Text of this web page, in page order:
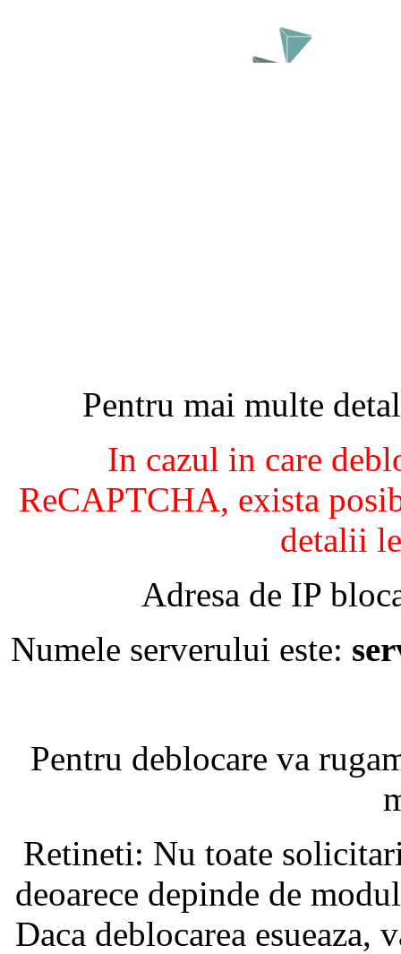
Pentru mai multe
In cazul in care
ReCAPTCHA, exista
detalii
Adresa de IP
Numele serverului este:
Pentru deblocare va
Retineti: Nu toate
deoarece depinde de
Daca deblocarea